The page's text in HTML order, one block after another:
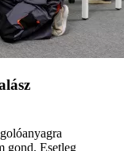
gond. Esetleg